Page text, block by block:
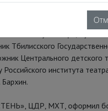
институт театра,
Тбилисского
Центрального детского
института
ЦДР, МХТ, оформил